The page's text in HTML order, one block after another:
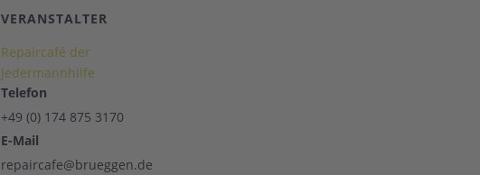
VERANSTALTER
Repaircafé der
Jedermannhilfe
Telefon
+49 (0) 174 875 3170
E-Mail
repaircafe@brueggen.de